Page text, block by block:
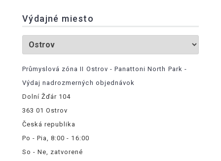
Výdajné miesto
Průmyslová zóna II Ostrov - Panattoni North Park -
Výdaj nadrozmerných objednávok
Dolní Žďár 104
363 01 Ostrov
Česká republika
Po - Pia, 8:00 - 16:00
So - Ne, zatvorené